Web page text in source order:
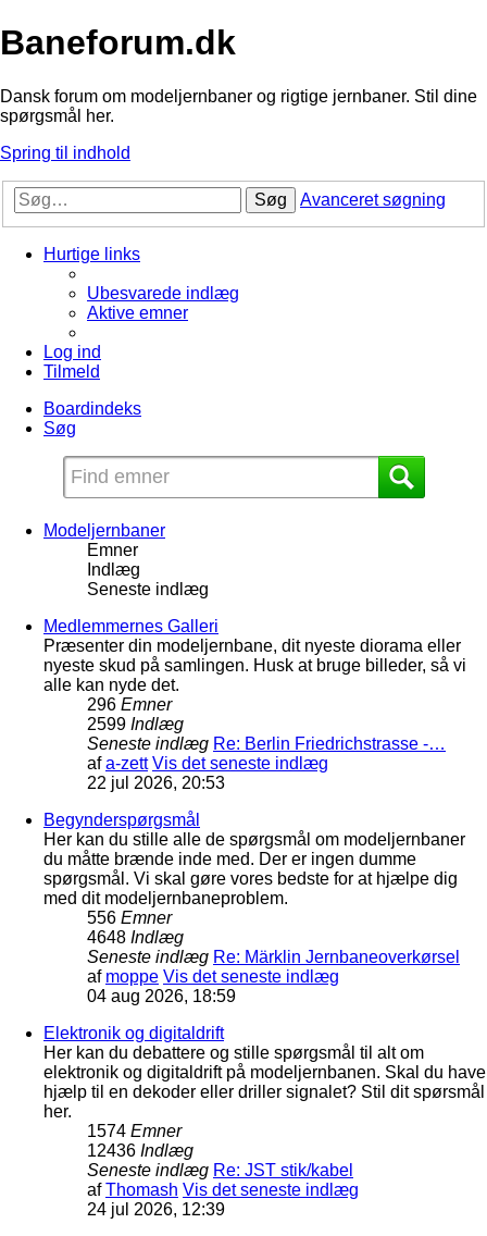
Baneforum.dk
Dansk forum om modeljernbaner og rigtige jernbaner. Stil dine
spørgsmål her.
Spring til indhold
Søg Avanceret søgning
Hurtige links
Ubesvarede indlæg
Aktive emner
Log ind
Tilmeld
Boardindeks
Søg
Modeljernbaner
Emner
Indlæg
Seneste indlæg
Medlemmernes Galleri
Præsenter din modeljernbane, dit nyeste diorama eller
nyeste skud på samlingen. Husk at bruge billeder, så vi
alle kan nyde det.
296 Emner
2599 Indlæg
Seneste indlæg Re: Berlin Friedrichstrasse -…
afa-zett Vis det seneste indlæg
22 jul 2026, 20:53
Begynderspørgsmål
Her kan du stille alle de spørgsmål om modeljernbaner
du måtte brænde inde med. Der er ingen dumme
spørgsmål. Vi skal gøre vores bedste for at hjælpe dig
med dit modeljernbaneproblem.
556 Emner
4648 Indlæg
Seneste indlæg Re: Märklin Jernbaneoverkørsel
af moppe Vis det seneste indlæg
04 aug 2026, 18:59
Elektronik og digitaldrift
Her kan du debattere og stille spørgsmål til alt om
elektronik og digitaldrift på modeljernbanen. Skal du have
hjælp til en dekoder eller driller signalet? Stil dit spørsmål
her.
1574 Emner
12436 Indlæg
Seneste indlæg Re: JST stik/kabel
afThomash Vis det seneste indlæg
24 jul 2026, 12:39